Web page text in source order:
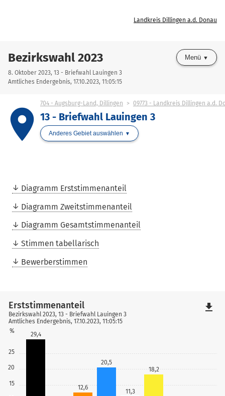
Landkreis Dillingen a.d. Donau
Bezirkswahl 2023
8. Oktober 2023, 13 - Briefwahl Lauingen 3
Amtliches Endergebnis, 17.10.2023, 11:05:15
Menü
place
704 - Augsburg-Land, Dillingen 09773 - Landkreis Dillingen a.d.
13 - Briefwahl Lauingen 3
Anderes Gebiet auswählen
Diagramm Erststimmenanteil
Diagramm Zweitstimmenanteil
Diagramm Gesamtstimmenanteil
Stimmen tabellarisch
Bewerberstimmen
15
20
25
%
29,4
12,6
20,5
11,3
18,2
Erststimmenanteil
Bezirkswahl 2023, 13 - Briefwahl Lauingen 3
Amtliches Endergebnis, 17.10.2023, 11:05:15
file_download